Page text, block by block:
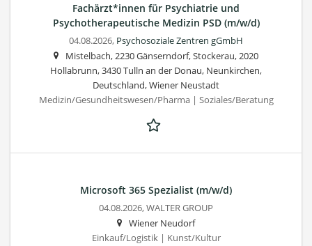
Fachärzt*innen für Psychiatrie und
Psychotherapeutische Medizin PSD (m/w/d)
04.08.2026, Psychosoziale Zentren gGmbH
Mistelbach, 2230 Gänserndorf, Stockerau, 2020
Hollabrunn, 3430 Tulln an der Donau, Neunkirchen,
Deutschland, Wiener Neustadt
Medizin/Gesundheitswesen/Pharma | Soziales/Beratung
Microsoft 365 Spezialist (m/w/d)
04.08.2026,WALTER GROUP
Wiener Neudorf
Einkauf/Logistik | Kunst/Kultur